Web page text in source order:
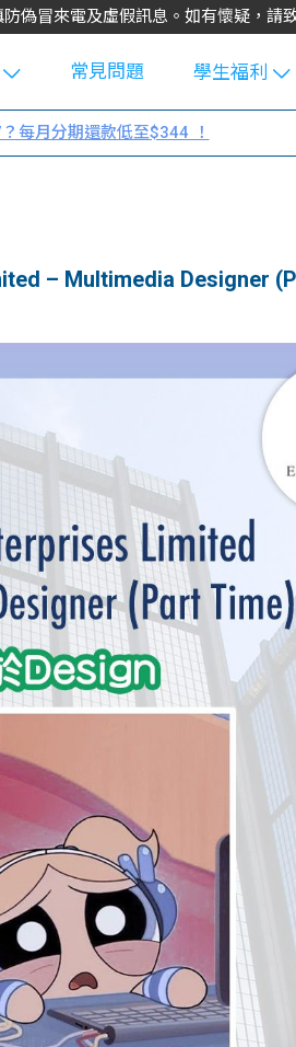
偽冒來電及虛假訊息。如有懷疑，請
常見問題
學生福利
uFinance 校
園贊助
每月分期還款低至$344 ！
– Multimedia Designer